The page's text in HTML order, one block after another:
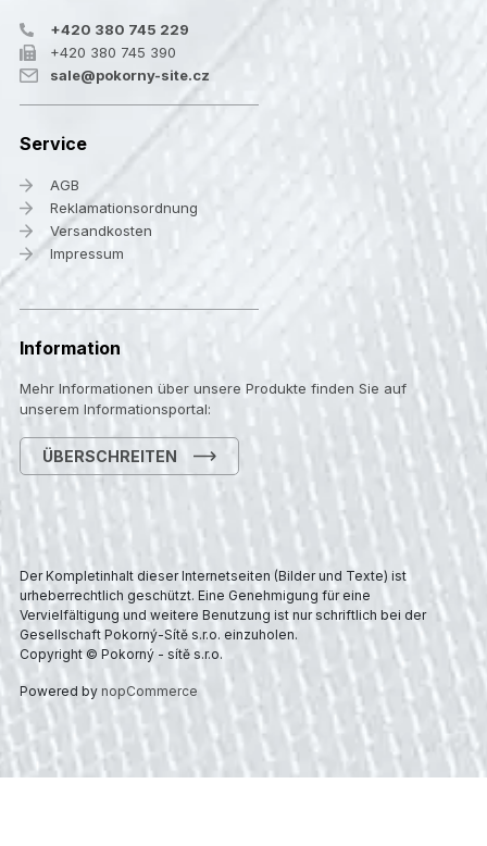
+420 380 745 229
+420 380 745 390
sale@pokorny-site.cz
Service
AGB
Reklamationsordnung
Versandkosten
Impressum
Information
Mehr Informationen über unsere Produkte finden Sie auf
unserem Informationsportal:
ÜBERSCHREITEN
Der Kompletinhalt dieser Internetseiten (Bilder und Texte) ist
urheberrechtlich geschützt. Eine Genehmigung für eine
Vervielfältigung und weitere Benutzung ist nur schriftlich bei der
Gesellschaft Pokorný-Sítě s.r.o. einzuholen.
Copyright © Pokorný - sítě s.r.o.
Powered by nopCommerce